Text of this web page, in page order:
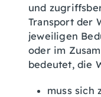
und
Transport der
jeweiligen
oder im
bedeutet, die
muss sich